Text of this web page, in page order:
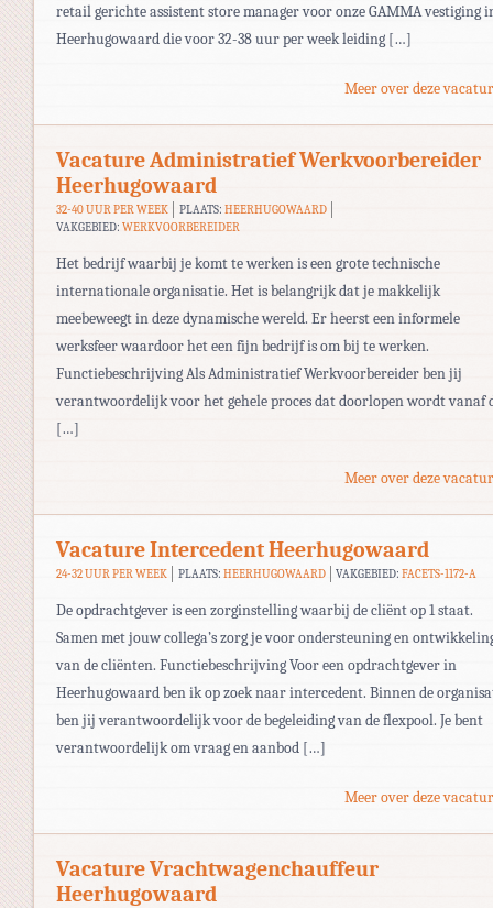
retail gerichte assistent store manager voor onze GAMMA vestiging
Heerhugowaard die voor 32-38 uur per week leiding […]
Meer over deze
Vacature Administratief Werkvoorbereider
Heerhugowaard
32-40 UUR PER WEEK PLAATS: HEERHUGOWAARD
VAKGEBIED: WERKVOORBEREIDER
Het bedrijf waarbij je komt te werken is een grote technische
internationale organisatie. Het is belangrijk dat je makkelijk
meebeweegt in deze dynamische wereld. Er heerst een informele
werksfeer waardoor het een fijn bedrijf is om bij te werken.
Functiebeschrijving Als Administratief Werkvoorbereider ben jij
verantwoordelijk voor het gehele proces dat doorlopen wordt vanaf
[…]
Meer over deze
Vacature Intercedent Heerhugowaard
24-32 UUR PER WEEK PLAATS: HEERHUGOWAARD VAKGEBIED:FACETS-1172-A
De opdrachtgever is een zorginstelling waarbij de cliënt op 1 staat.
Samen met jouw collega’s zorg je voor ondersteuning en
van de cliënten. Functiebeschrijving Voor een opdrachtgever in
Heerhugowaard ben ik op zoek naar intercedent. Binnen de
ben jij verantwoordelijk voor de begeleiding van de flexpool. Je bent
verantwoordelijk om vraag en aanbod […]
Meer over deze
Vacature Vrachtwagenchauffeur
Heerhugowaard